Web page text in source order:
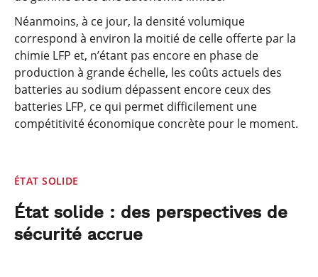
Néanmoins, à ce jour, la densité volumique
correspond à environ la moitié de celle offerte par la
chimie LFP et, n’étant pas encore en phase de
production à grande échelle, les coûts actuels des
batteries au sodium dépassent encore ceux des
batteries LFP, ce qui permet difficilement une
compétitivité économique concrète pour le moment.
ÉTAT SOLIDE
État solide : des perspectives de
sécurité accrue